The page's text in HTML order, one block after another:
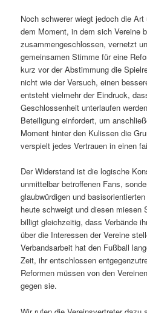
Noch schwerer wiegt jedoch die
dem Moment, in dem sich Vereine
zusammengeschlossen, vernetzt
gemeinsamen Stimme für eine
kurz vor der Abstimmung die
nicht wie der Versuch, einen
entsteht vielmehr der Eindruck,
Geschlossenheit unterlaufen
Beteiligung einfordert, um
Moment hinter den Kulissen die
verspielt jedes Vertrauen in einen
Der Widerstand ist die logische
unmittelbar betroffenen Fans,
glaubwürdigen und
heute schweigt und diesen miesen
billigt gleichzeitig, dass Verbände
über die Interessen der Vereine
Verbandsarbeit hat den Fußball
Zeit, ihr entschlossen
Reformen müssen von den
gegen sie.